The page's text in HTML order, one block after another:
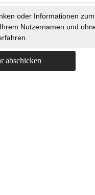
oder Informationen
Nutzernamen und